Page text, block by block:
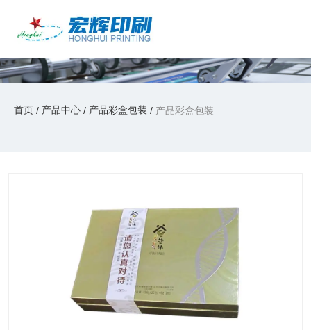
产品中心
首页/产品中心 /产品彩盒包装 /产品彩盒包装
产品中心
首页 / 产品中心 / 产品彩盒包装 / 产品彩盒包装